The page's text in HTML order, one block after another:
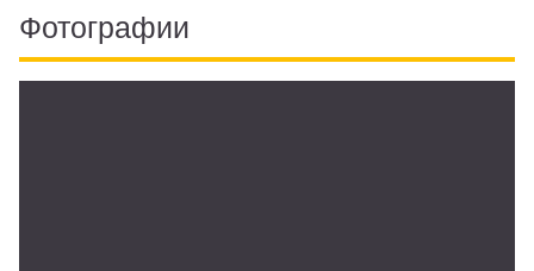
Фотографии